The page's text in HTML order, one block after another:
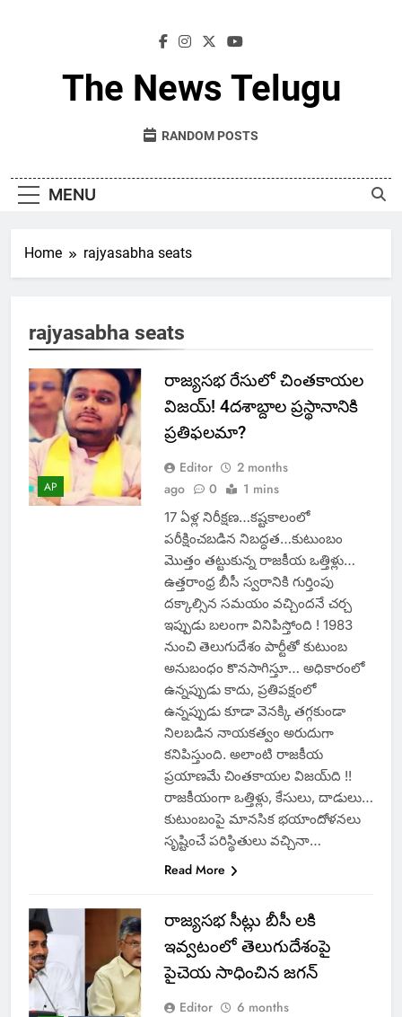
The News Telugu
RANDOM POSTS
MENU
Home rajyasabha seats
rajyasabha seats
AP
రాజ్యసభ రేసులో చింతకాయల
విజయ్‌! 4దశాబ్దాల ప్రస్థానానికి
ప్రతిఫలమా?
Editor
2 months
ago
0 1 mins
17 ఏళ్ల నిరీక్షణ…కష్టకాలంలో
పరీక్షించబడిన నిబద్ధత…కుటుంబం
మొత్తం తట్టుకున్న రాజకీయ ఒత్తిళ్లు…
ఉత్తరాంధ్ర బీసీ స్వరానికి గుర్తింపు
దక్కాల్సిన సమయం వచ్చిందనే చర్చ
ఇప్పుడు బలంగా వినిపిస్తోంది ! 1983
నుంచి తెలుగుదేశం పార్టీతో కుటుంబ
అనుబంధం కొనసాగిస్తూ… అధికారంలో
ఉన్నప్పుడు కాదు, ప్రతిపక్షంలో
ఉన్నప్పుడు కూడా వెనక్కి తగ్గకుండా
నిలబడిన నాయకత్వం అరుదుగా
కనిపిస్తుంది. అలాంటి రాజకీయ
ప్రయాణమే చింతకాయల విజయ్‌ది !!
రాజకీయంగా ఒత్తిళ్లు, కేసులు, దాడులు…
కుటుంబంపై మానసిక భయాందోళనలు
సృష్టించే పరిస్థితులు వచ్చినా…
Read More
రాజ్యసభ సీట్లు బీసీ లకి
ఇవ్వటంలో తెలుగుదేశంపై
పైచెయ సాధించిన జగన్
Editor
6 months